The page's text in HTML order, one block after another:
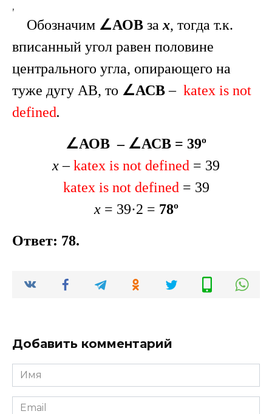
,
Обозначим ∠АОВ заx, тогда т.к.
вписанный угол равен половине
центрального угла, опирающего на
туже дугу АВ, то ∠АСВ– katex is not
defined.
∠АОВ – ∠АСВ = 39º
x– katex is not defined = 39
katex is not defined= 39
x = 39·2 = 78º
Ответ: 78.
Добавить комментарий
Имя
*
Email